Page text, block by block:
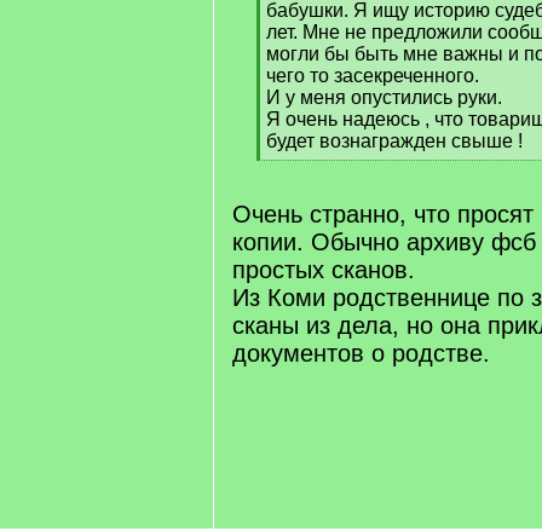
бабушки. Я ищу историю
лет. Мне не предложили
могли бы быть мне важны и
чего то засекреченного.
И у меня опустились руки.
Я очень надеюсь , что
будет вознагражден свыше !
[
q
]
Очень странно, что
копии. Обычно архиву фсб
простых сканов.
Из Коми родственнице по
сканы из дела, но она
документов о родстве.